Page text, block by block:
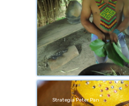
Strategia Peter Pan